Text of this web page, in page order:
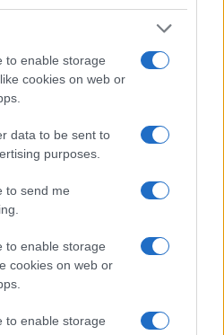
to enable storage
cookies on web or
data to be sent to
purposes.
to send me
to enable storage
cookies on web or
to enable storage